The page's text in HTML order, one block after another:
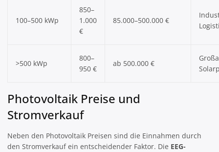
100–500 kWp
850–
1.000
€
85.000–500.000 €
>500 kWp
800–
950 €
ab 500.000 €
Photovoltaik Preise und
Stromverkauf
Neben den Photovoltaik Preisen sind die Einnahmen durch
den Stromverkauf ein entscheidender Faktor. Die EEG-